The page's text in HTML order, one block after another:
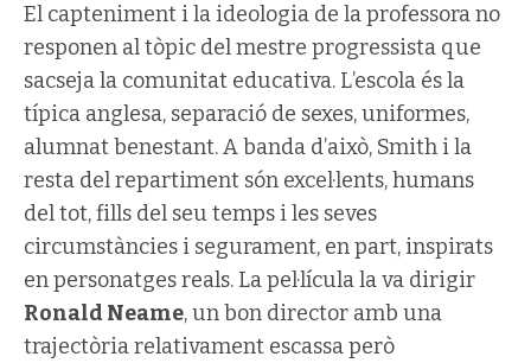
El capteniment i la ideologia de la professora no
responen al tòpic del mestre progressista que
sacseja la comunitat educativa. L’escola és la
típica anglesa, separació de sexes, uniformes,
alumnat benestant. A banda d’això, Smith i la
resta del repartiment són excel·lents, humans
del tot, fills del seu temps i les seves
circumstàncies i segurament, en part, inspirats
en personatges reals. La pel·lícula la va dirigir
Ronald Neame, un bon director amb una
trajectòria relativament escassa però